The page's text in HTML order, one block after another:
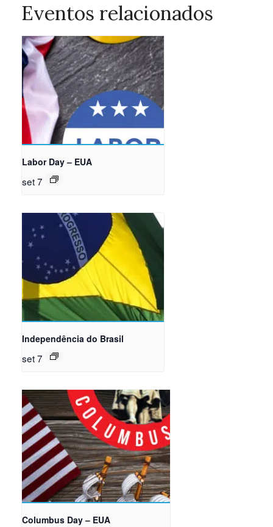
Eventos relacionados
Labor Day – EUA
set 7
Independência do Brasil
set 7
Columbus Day – EUA